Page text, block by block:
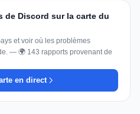
de Discord sur la carte du
et voir où les problèmes
— 🌍 143 rapports provenant de
en direct